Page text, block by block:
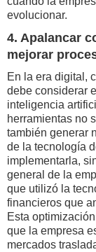
evolucionar.
4. Apalancar
mejorar
En la era digital,
debe considerar
inteligencia
herramientas no
también generar
de la tecnología
implementarla,
general de la
que utilizó la
financieros que
Esta
que la empresa
mercados